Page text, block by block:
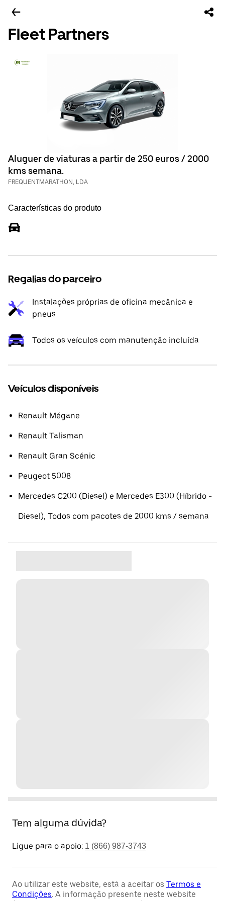
Fleet Partners
Aluguer de viaturas a partir de 250 euros / 2000
kms semana.
FREQUENTMARATHON, LDA
Características do produto
Regalias do parceiro
Instalações próprias de oficina mecânica e
pneus
Todos os veículos com manutenção incluída
Veículos disponíveis
Renault Mégane
Renault Talisman
Renault Gran Scénic
Peugeot 5008
Mercedes C200 (Diesel) e Mercedes E300 (Híbrido -
Diesel), Todos com pacotes de 2000 kms / semana
Tem alguma dúvida?
Ligue para o apoio: 1 (866) 987-3743
Ao utilizar este website, está a aceitar os Termos e
Condições. A informação presente neste website